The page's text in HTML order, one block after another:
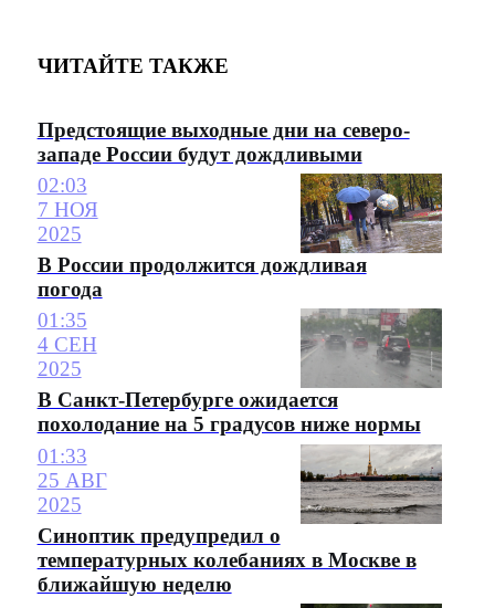
ЧИТАЙТЕ ТАКЖЕ
Предстоящие выходные дни на северо-
западе России будут дождливыми
02:03
7 НОЯ
2025
В России продолжится дождливая
погода
01:35
4 СЕН
2025
В Санкт-Петербурге ожидается
похолодание на 5 градусов ниже нормы
01:33
25 АВГ
2025
Синоптик предупредил о
температурных колебаниях в Москве в
ближайшую неделю